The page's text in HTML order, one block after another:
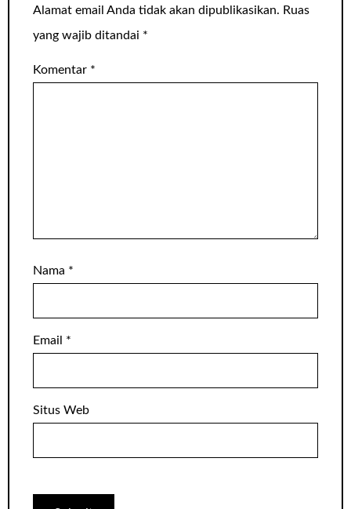
Alamat email Anda tidak akan dipublikasikan. Ruas
yang wajib ditandai *
Komentar *
Nama *
Email *
Situs Web